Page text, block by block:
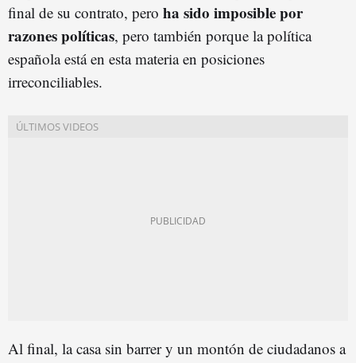
final de su contrato, pero ha sido imposible por
razones políticas, pero también porque la política
española está en esta materia en posiciones
irreconciliables.
Al final, la casa sin barrer y un montón de ciudadanos a